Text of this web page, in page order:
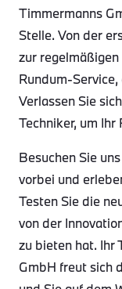
Timmermanns
Stelle. Von der
zur
Rundum-
Verlassen Sie
Techniker, um
Besuchen Sie
vorbei und
Testen Sie die
von der
zu bieten hat. Ihr
GmbH freut sich